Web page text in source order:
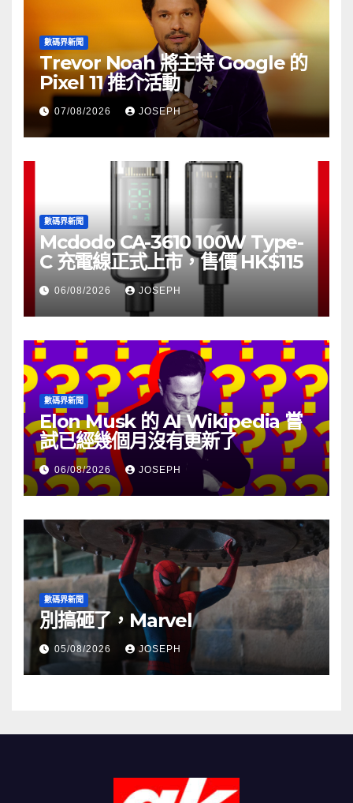
數碼界新聞
Trevor Noah 將主持 Google 的
Pixel 11 推介活動
07/08/2026 JOSEPH
數碼界新聞
Mcdodo CA-3610 100W Type-
C 充電線正式上市，售價 HK$115
06/08/2026 JOSEPH
數碼界新聞
Elon Musk 的 AI Wikipedia 嘗
試已經幾個月沒有更新了
06/08/2026 JOSEPH
數碼界新聞
別搞砸了，Marvel
05/08/2026 JOSEPH